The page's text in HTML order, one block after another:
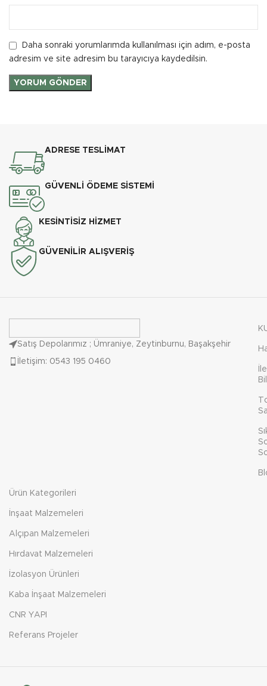
Daha sonraki yorumlarımda kullanılması için adım, e-posta
adresim ve site adresim bu tarayıcıya kaydedilsin.
ADRESE TESLİMAT
GÜVENLİ ÖDEME SİSTEMİ
KESİNTİSİZ HİZMET
GÜVENİLİR ALIŞVERİŞ
Satış Depolarımız ; Ümraniye, Zeytinburnu, Başakşehir
İletişim: 0543 195 0460
Ürün Kategorileri
İnşaat Malzemeleri
Alçıpan Malzemeleri
Hırdavat Malzemeleri
İzolasyon Ürünleri
Kaba İnşaat Malzemeleri
CNR YAPI
Referans Projeler